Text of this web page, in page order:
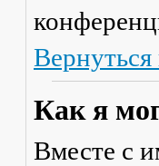
Вернуться
Как я
Вместе с